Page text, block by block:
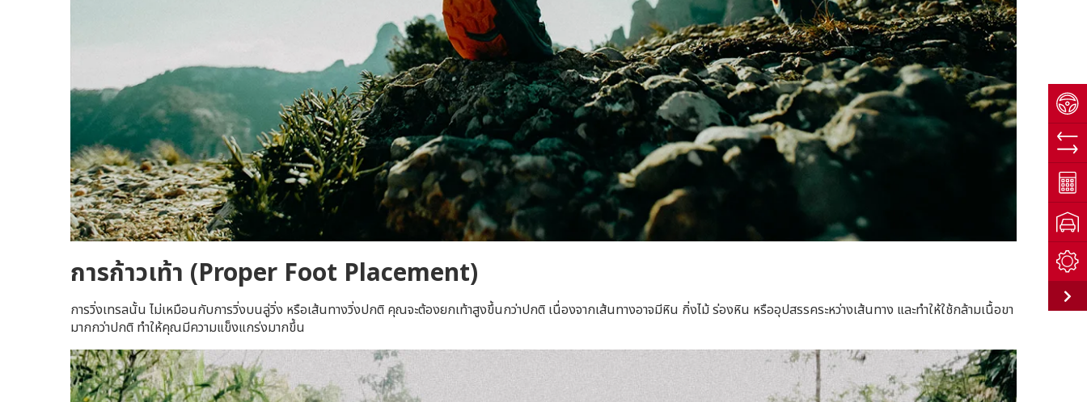
การก้าวเท้า (Proper Foot Placement)
การวิ่งเทรลนั้น ไม่เหมือนกับการวิ่งบนลู่วิ่ง หรือเส้นทางวิ่งปกติ คุณจะต้องยกเท้าสูงขึ้นกว่าปกติ เนื่องจากเส้นทางอาจมีหิน กิ่งไม้ ร่องหิน หรืออุปสรรคระหว่างเส้นทาง และทำให้ใช้กล้ามเนื้อขา
มากกว่าปกติ ทำให้คุณมีความแข็งแกร่งมากขึ้น